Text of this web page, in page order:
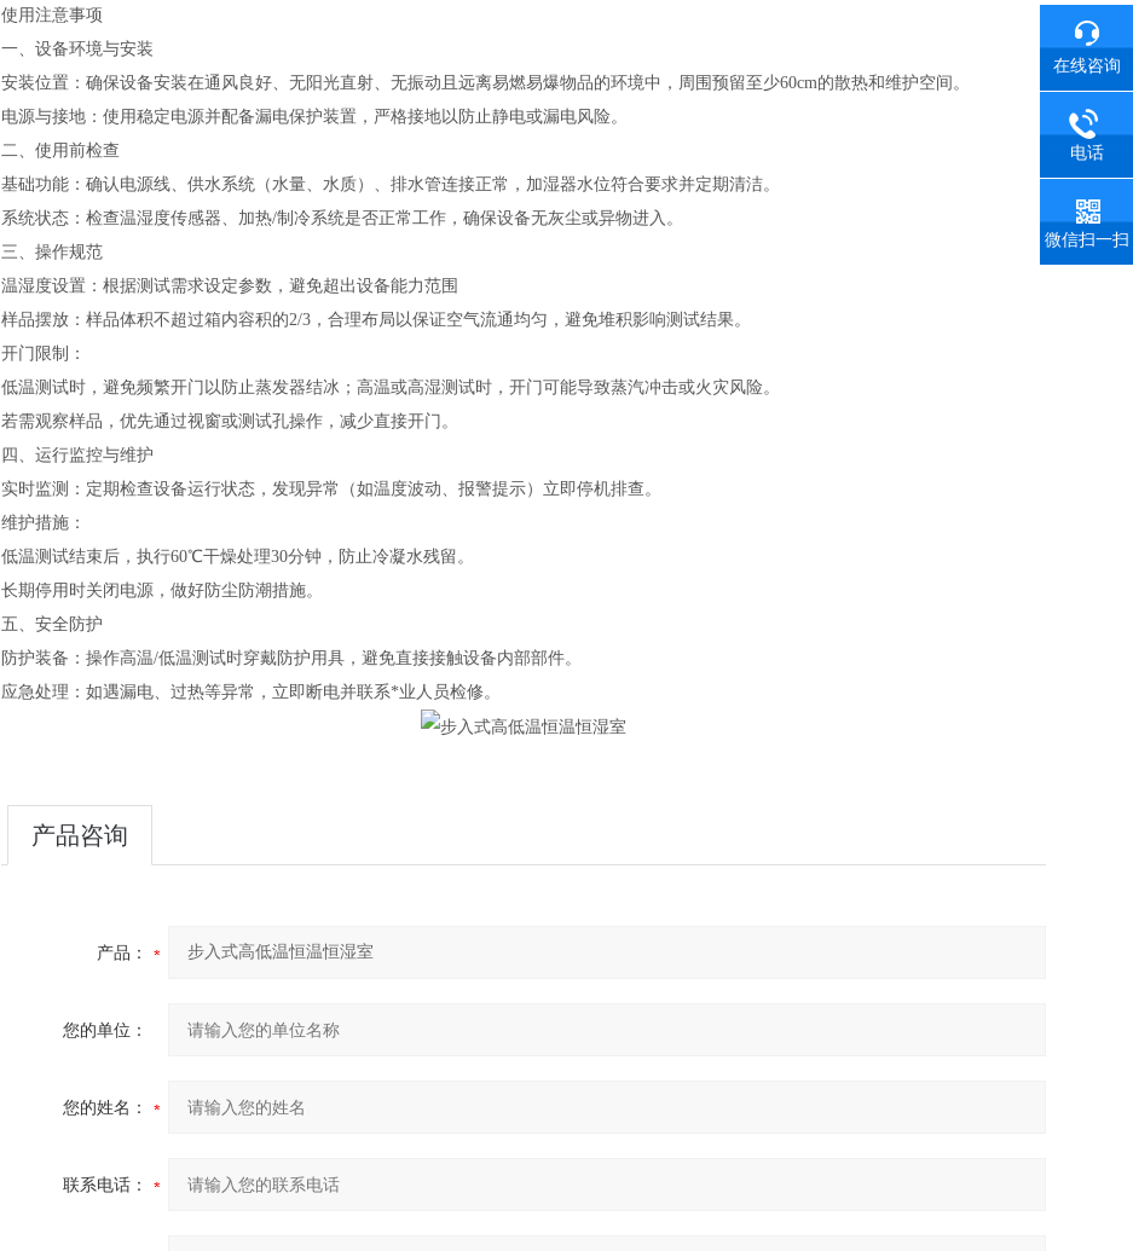
使用注意事项
一、‌设备环境与安装‌
‌安装位置‌：确保设备安装在通风良好、无阳光直射、无振动且远离易燃易爆物品的环境中，周围预留至少60cm的散热和维护空间。
‌电源与接地‌：使用稳定电源并配备漏电保护装置，严格接地以防止静电或漏电风险。
二、‌使用前检查‌
‌基础功能‌：确认电源线、供水系统（水量、水质）、排水管连接正常，加湿器水位符合要求并定期清洁。
‌系统状态‌：检查温湿度传感器、加热/制冷系统是否正常工作，确保设备无灰尘或异物进入。
三、‌操作规范‌
‌温湿度设置‌：根据测试需求设定参数，避免超出设备能力范围
‌样品摆放‌：样品体积不超过箱内容积的2/3，合理布局以保证空气流通均匀，避免堆积影响测试结果。
‌开门限制‌：
低温测试时，避免频繁开门以防止蒸发器结冰；高温或高湿测试时，开门可能导致蒸汽冲击或火灾风险。
若需观察样品，优先通过视窗或测试孔操作，减少直接开门。
四、‌运行监控与维护‌
‌实时监测‌：定期检查设备运行状态，发现异常（如温度波动、报警提示）立即停机排查。
‌维护措施‌：
低温测试结束后，执行60℃干燥处理30分钟，防止冷凝水残留。
长期停用时关闭电源，做好防尘防潮措施。
五、‌安全防护‌
‌防护装备‌：操作高温/低温测试时穿戴防护用具，避免直接接触设备内部部件。
‌应急处理‌：如遇漏电、过热等异常，立即断电并联系*业人员检修。
产品咨询
产品：
您的单位：
您的姓名：
联系电话：
在线咨询
电话
微信扫一扫